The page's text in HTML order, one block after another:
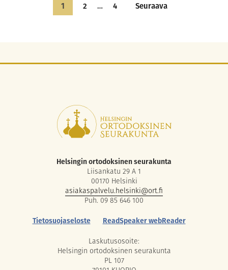
Artikkelien
1 2 … 4 Seuraava
Helsingin ortodoksinen seurakunta
Liisankatu 29 A 1
00170 Helsinki
asiakaspalvelu.helsinki@ort.fi
Puh. 09 85 646 100
Tietosuojaseloste
ReadSpeaker webReader
Laskutusosoite:
Helsingin ortodoksinen seurakunta
PL 107